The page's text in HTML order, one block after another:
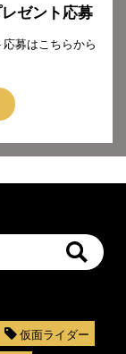
ゼント応募
募はこちらから
仮面ライダー